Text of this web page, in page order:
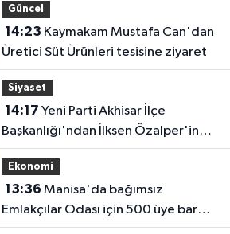
Güncel
14:23
Üretici Süt Ürünleri tesisine ziyaret
Siyaset
14:17
Başkanlığı'ndan İlksen Özalper'in
gözaltına alınmasına tepki
Ekonomi
13:36
Emlakçılar Odası için 500 üye barajı
aşıldı